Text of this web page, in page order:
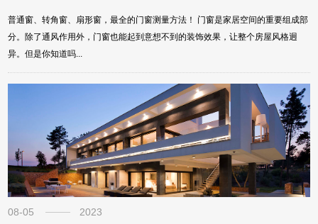
普通窗、转角窗、扇形窗，最全的门窗测量方法！ 门窗是家居空间的重要组成部
分。除了通风作用外，门窗也能起到意想不到的装饰效果，让整个房屋风格迥
异。但是你知道吗...
08-05 2023